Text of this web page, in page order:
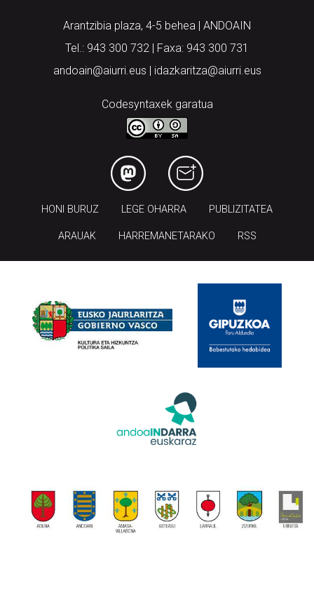
Arantzibia plaza, 4-5 behea | ANDOAIN
Tel.: 943 300 732 | Faxa: 943 300 731
andoain@aiurri.eus | idazkaritza@aiurri.eus
Codesyntaxek garatua
HONI BURUZ LEGE OHARRA PUBLIZITATEA
ARAUAK HARREMANETARAKO RSS